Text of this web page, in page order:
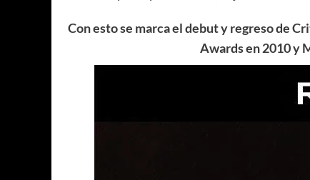
Con esto se marca el debut y regreso de
Awards en 2010 y